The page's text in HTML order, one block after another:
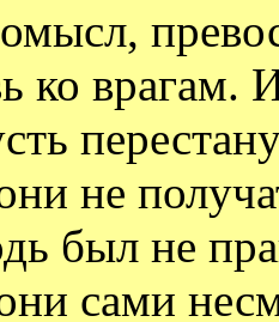
ко врагам.
не
был не
сами